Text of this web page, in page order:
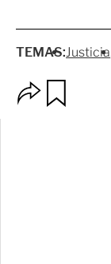
TEMAS:Justicia